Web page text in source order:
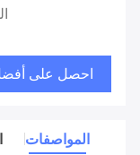
احصل على
المواصفات